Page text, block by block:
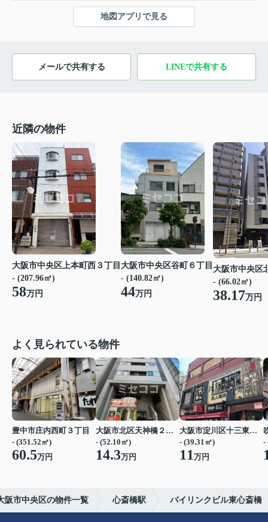
地図アプリで見る
メールで共有する LINEで共有する
近隣の物件
大阪市中央区上本町西３丁目
- (207.96㎡)
58万円
大阪市中央区谷町６丁目
- (140.82㎡)
44万円
大阪市中央区
- (66.02㎡)
38.17万円
よく見られている物件
豊中市庄内西町３丁目
- (351.52㎡)
60.5万円
大阪市北区天神橋２丁目
- (52.10㎡)
14.3万円
大阪市淀川区十三東２丁目
- (39.31㎡)
11万円
-
阪市中央区の物件一覧 心斎橋駅 バイリンクビル東心斎橋